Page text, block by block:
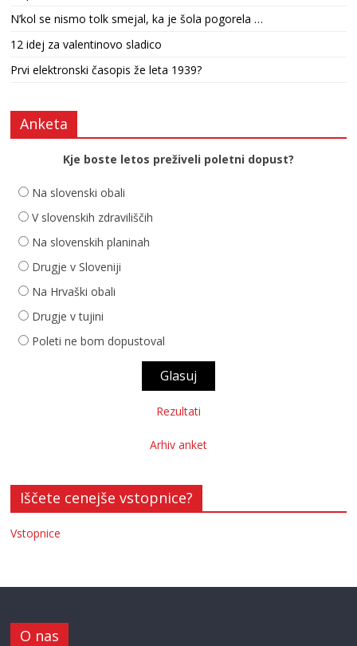
N’kol se nismo tolk smejal, ka je šola pogorela …
12 idej za valentinovo sladico
Prvi elektronski časopis že leta 1939?
Anketa
Kje boste letos preživeli poletni dopust?
Na slovenski obali
V slovenskih zdraviliščih
Na slovenskih planinah
Drugje v Sloveniji
Na Hrvaški obali
Drugje v tujini
Poleti ne bom dopustoval
Rezultati
Arhiv anket
Iščete cenejše vstopnice?
Vstopnice
O nas